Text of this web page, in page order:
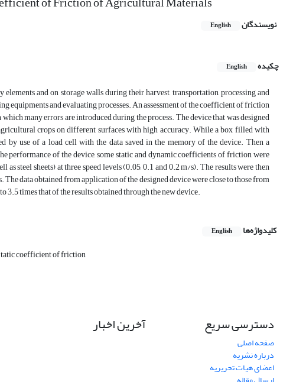
نویسندگان English
چکیده English
and on storage walls during their harvest, transportation, processing and
and evaluating processes. An assessment of the coefficient of friction
many errors are introduced during the process. The device that was designed
crops on different surfaces with high accuracy. While a box filled with
by use of a load cell with the data saved in the memory of the device. Then a
of the device, some static and dynamic coefficients of friction were
steel sheets) at three speed levels (0.05, 0.1 and 0.2 m/s). The results were then
data obtained from application of the designed device were close to those from
times that of the results obtained through the new device.
کلیدواژه‌ها English
coefficient of friction
دسترسی سریع
صفحه اصلی
درباره نشریه
اعضای هیات تحریریه
آخرین اخبار